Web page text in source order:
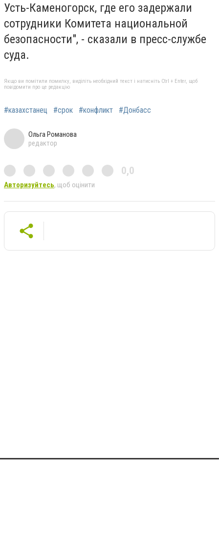
Усть-Каменогорск, где его задержали
сотрудники Комитета национальной
безопасности", - сказали в пресс-службе
суда.
Якщо ви помітили помилку, виділіть необхідний текст і натисніть Ctrl + Enter, щоб
повідомити про це редакцію
#казахстанец #срок #конфликт #Донбасс
Ольга Романова
редактор
0,0
Авторизуйтесь, щоб оцінити